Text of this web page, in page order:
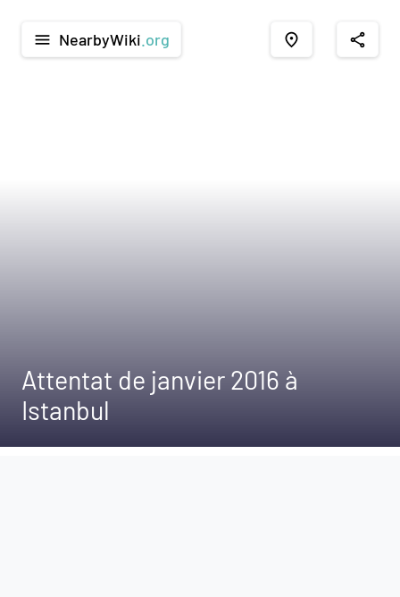
menu NearbyWiki .org place share
Attentat de janvier 2016 à
Istanbul